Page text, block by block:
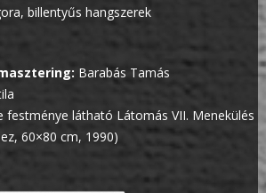
billentyűs hangszerek
Barabás Tamás
festménye látható Látomás VII. Menekülés
60×80 cm, 1990)